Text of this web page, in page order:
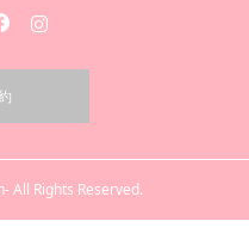
All Rights Reserved.